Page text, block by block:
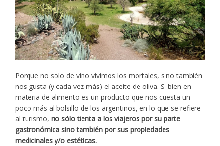
Porque no solo de vino vivimos los mortales, sino también
nos gusta (y cada vez más) el aceite de oliva. Si bien en
materia de alimento es un producto que nos cuesta un
poco más al bolsillo de los argentinos, en lo que se refiere
al turismo, no sólo tienta a los viajeros por su parte
gastronómica sino también por sus propiedades
medicinales y/o estéticas.